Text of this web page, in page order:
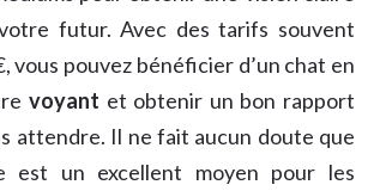
futur. Avec des tarifs souvent
vous pouvez bénéficier d’un chat en
voyant et obtenir un bon rapport
attendre. Il ne fait aucun doute que
est un excellent moyen pour les